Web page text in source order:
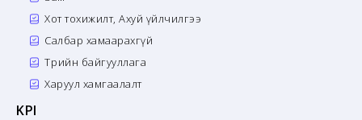
Хот тохижилт, Ахуй үйлчилгээ
Салбар хамаарахгүй
Төрийн байгууллага
Харуул хамгаалалт
KPI